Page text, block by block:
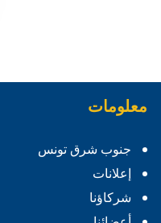
معلومات
جنوب شرق تونس
إعلانات
شركاؤنا